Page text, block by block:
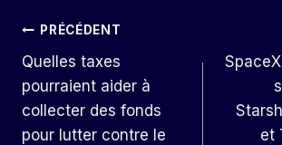
Navigation
De
L’article
PRÉCÉDENT
Quelles taxes
pourraient aider à
collecter des fonds
pour lutter contre le
et